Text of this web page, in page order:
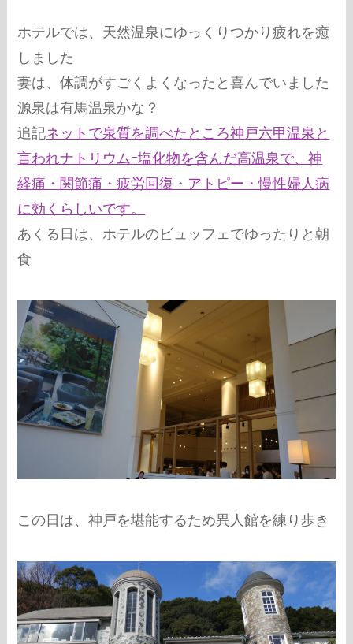
ホテルでは、天然温泉にゆっくりつかり疲れを癒
しました
妻は、体調がすごくよくなったと喜んでいました
源泉は有馬温泉かな？
追記ネットで泉質を調べたところ神戸六甲温泉と
言われナトリウムｰ塩化物を含んだ高温泉で、神
経痛・関節痛・疲労回復・アトピー・慢性婦人病
に効くらしいです。
あくる日は、ホテルのビュッフェでゆったりと朝
食
この日は、神戸を堪能するため異人館を練り歩き